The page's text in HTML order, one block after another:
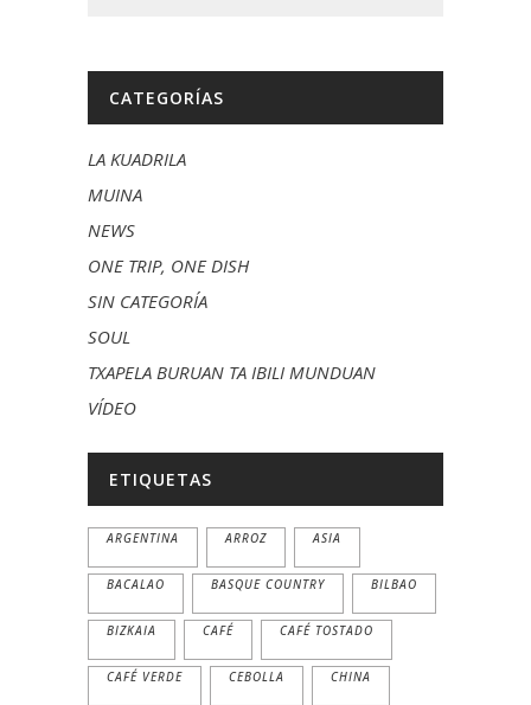
CATEGORÍAS
LA KUADRILA
MUINA
NEWS
ONE TRIP, ONE DISH
SIN CATEGORÍA
SOUL
TXAPELA BURUAN TA IBILI MUNDUAN
VÍDEO
ETIQUETAS
ARGENTINA ARROZ ASIA
BACALAO BASQUE COUNTRY BILBAO
BIZKAIA CAFÉ CAFÉ TOSTADO
CAFÉ VERDE CEBOLLA CHINA